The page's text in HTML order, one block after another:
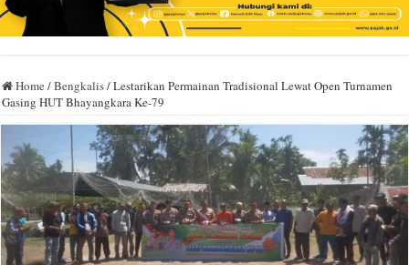
Home /Bengkalis/Lestarikan Permainan Tradisional Lewat Open Turnamen
Gasing HUT Bhayangkara Ke-79